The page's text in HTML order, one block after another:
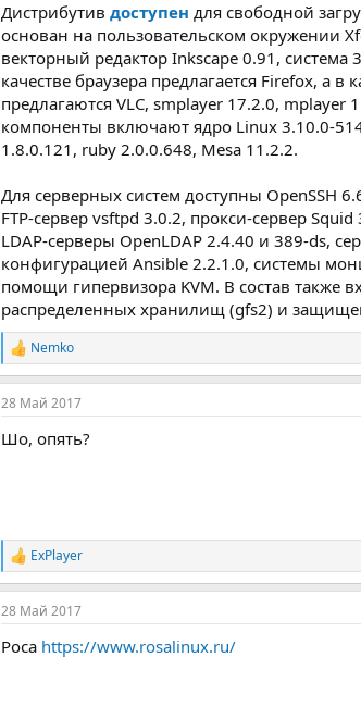
Дистрибутив доступен для свободной
основан на пользовательском окружении
векторный редактор Inkscape 0.91,
качестве браузера предлагается Firefox, а
предлагаются VLC, smplayer 17.2.0,
компоненты включают ядро Linux 3.10.0-
1.8.0.121, ruby 2.0.0.648, Mesa 11.2.2.
Для серверных систем доступны OpenSSH
FTP-сервер vsftpd 3.0.2, прокси-сервер
LDAP-серверы OpenLDAP 2.4.40 и 389-ds,
конфигурацией Ansible 2.2.1.0, системы
помощи гипервизора KVM. В состав также
распределенных хранилищ (gfs2) и
Р
е
а
к
и
Nemko
28 Май 2017
Шо, опять?
Р
е
а
к
и
ExPlayer
28 Май 2017
Роса https://www.rosalinux.ru/